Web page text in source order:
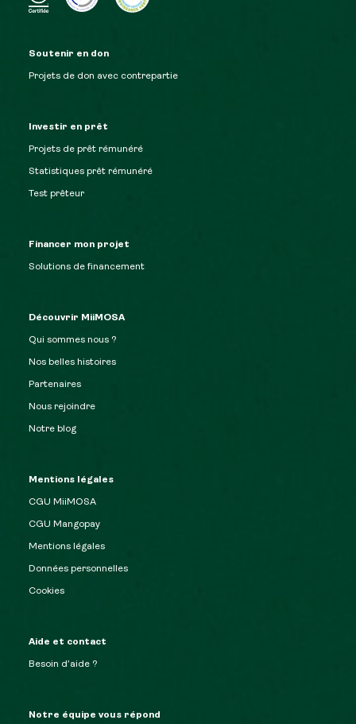
Soutenir en don
Projets de don avec contrepartie
Investir en prêt
Projets de prêt rémunéré
Statistiques prêt rémunéré
Test prêteur
Financer mon projet
Solutions de financement
Découvrir MiiMOSA
Qui sommes nous ?
Nos belles histoires
Partenaires
Nous rejoindre
Notre blog
Mentions légales
CGU MiiMOSA
CGU Mangopay
Mentions légales
Données personnelles
Cookies
Aide et contact
Besoin d’aide ?
Notre équipe vous répond